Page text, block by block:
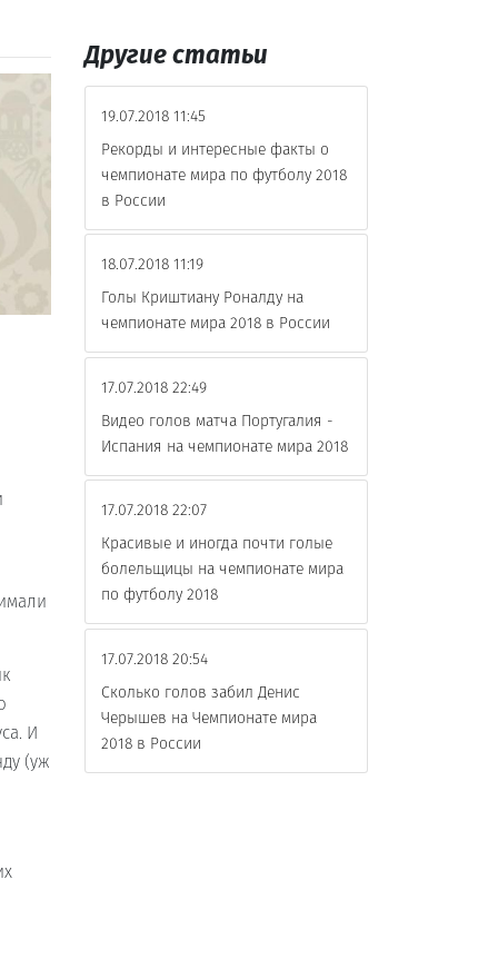
И
(уж
Другие статьи
19.07.2018 11:45
Рекорды и интересные факты о
чемпионате мира по футболу 2018
в России
18.07.2018 11:19
Голы Криштиану Роналду на
чемпионате мира 2018 в России
17.07.2018 22:49
Видео голов матча Португалия -
Испания на чемпионате мира 2018
17.07.2018 22:07
Красивые и иногда почти голые
болельщицы на чемпионате мира
по футболу 2018
17.07.2018 20:54
Сколько голов забил Денис
Черышев на Чемпионате мира
2018 в России